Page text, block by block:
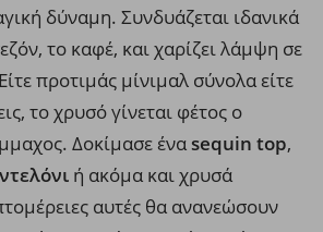
δύναμη. Συνδυάζεται ιδανικά
το καφέ, και χαρίζει λάμψη σε
προτιμάς μίνιμαλ σύνολα είτε
το χρυσό γίνεται φέτος ο
Δοκίμασε έναsequin top,
ή ακόμα και χρυσά
αυτές θα ανανεώσουν